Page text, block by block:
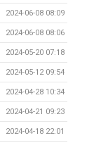
2024-06-08 08:09
2024-06-08 08:06
2024-05-20 07:18
2024-05-12 09:54
2024-04-28 10:34
2024-04-21 09:23
2024-04-18 22:01